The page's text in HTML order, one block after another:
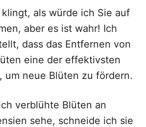
als würde ich Sie auf
aber es ist wahr! Ich
dass das Entfernen von
eine der effektivsten
um neue Blüten zu fördern.
verblühte Blüten an
sehe, schneide ich sie